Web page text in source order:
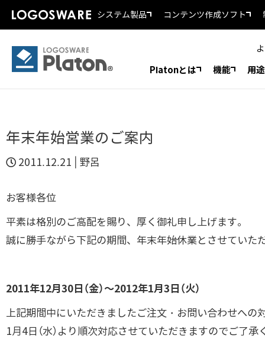
システム製品 コンテンツ作成ソフト
Platonとは 機能 用
年末年始営業のご案内
2011.12.21 | 野呂
お客様各位
平素は格別のご高配を賜り、厚く御礼申し上げます。
誠に勝手ながら下記の期間、年末年始休業とさせていた
2011年12月30日（金）～2012年1月3日（火）
上記期間中にいただきましたご注文・お問い合わせへの
1月4日（水）より順次対応させていただきますのでご了承